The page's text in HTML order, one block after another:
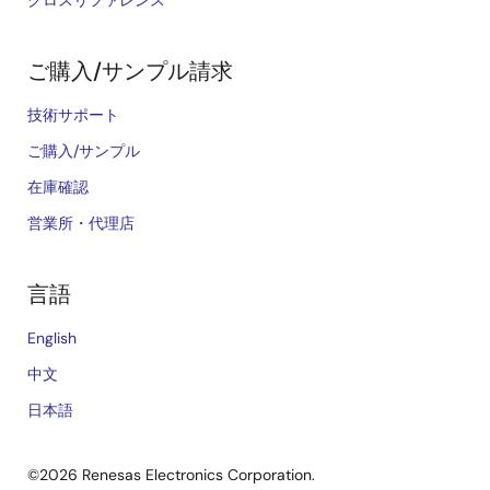
ご購入/サンプル請求
技術サポート
ご購入/サンプル
在庫確認
営業所・代理店
言語
English
中文
日本語
©2026 Renesas Electronics Corporation.